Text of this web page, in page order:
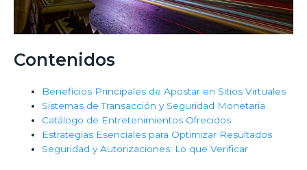
Contenidos
Beneficios Principales de Apostar en Sitios Virtuales
Sistemas de Transacción y Seguridad Monetaria
Catálogo de Entretenimientos Ofrecidos
Estrategias Esenciales para Optimizar Resultados
Seguridad y Autorizaciones: Lo que Verificar